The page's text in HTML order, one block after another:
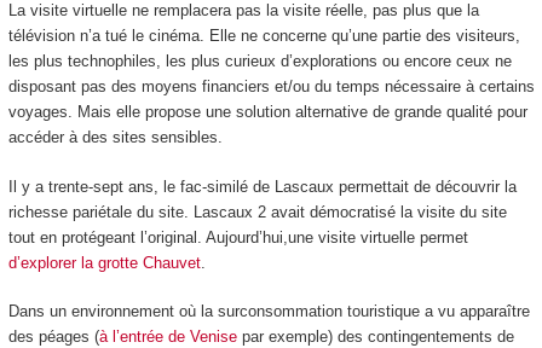
La visite virtuelle ne remplacera pas la visite réelle, pas plus que la
télévision n’a tué le cinéma. Elle ne concerne qu’une partie des visiteurs,
les plus technophiles, les plus curieux d’explorations ou encore ceux ne
disposant pas des moyens financiers et/ou du temps nécessaire à certains
voyages. Mais elle propose une solution alternative de grande qualité pour
accéder à des sites sensibles.
Il y a trente-sept ans, le fac-similé de Lascaux permettait de découvrir la
richesse pariétale du site. Lascaux 2 avait démocratisé la visite du site
tout en protégeant l’original. Aujourd’hui,une visite virtuelle permet
d’explorer la grotte Chauvet.
Dans un environnement où la surconsommation touristique a vu apparaître
des péages (à l’entrée de Venisepar exemple) des contingentements de